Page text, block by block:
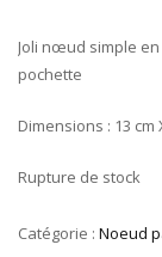
Joli nœud simple
pochette
Dimensions : 13
Rupture de stock
Catégorie : Noeud